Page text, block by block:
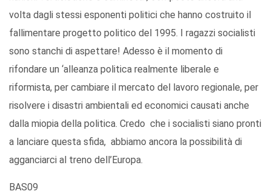
volta dagli stessi esponenti politici che hanno costruito il
fallimentare progetto politico del 1995. I ragazzi socialisti
sono stanchi di aspettare! Adesso è il momento di
rifondare un ‘alleanza politica realmente liberale e
riformista, per cambiare il mercato del lavoro regionale, per
risolvere i disastri ambientali ed economici causati anche
dalla miopia della politica. Credo che i socialisti siano pronti
a lanciare questa sfida, abbiamo ancora la possibilità di
agganciarci al treno dell’Europa.
BAS09